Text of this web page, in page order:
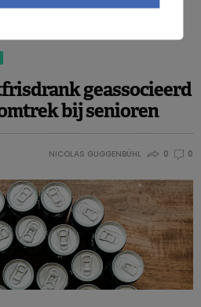
geassocieerd
bij senioren
NICOLAS GUGGENBÜHL 0 0